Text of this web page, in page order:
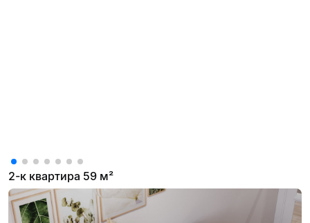
2-к квартира 59 м²